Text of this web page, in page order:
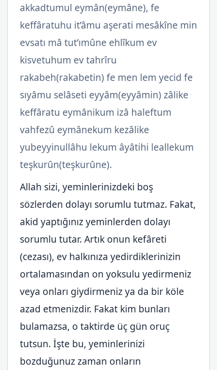
akkadtumul eymân(eymâne), fe
keffâratuhu it’âmu aşerati mesâkîne min
evsatı mâ tut’ımûne ehlîkum ev
kisvetuhum ev tahrîru
rakabeh(rakabetin) fe men lem yecid fe
sıyâmu selâseti eyyâm(eyyâmin) zâlike
keffâratu eymânikum izâ haleftum
vahfezû eymânekum kezâlike
yubeyyinullâhu lekum âyâtihi leallekum
teşkurûn(teşkurûne).
Allah sizi, yeminlerinizdeki boş
sözlerden dolayı sorumlu tutmaz. Fakat,
akid yaptığınız yeminlerden dolayı
sorumlu tutar. Artık onun kefâreti
(cezası), ev halkınıza yedirdiklerinizin
ortalamasından on yoksulu yedirmeniz
veya onları giydirmeniz ya da bir köle
azad etmenizdir. Fakat kim bunları
bulamazsa, o taktirde üç gün oruç
tutsun. İşte bu, yeminlerinizi
bozduğunuz zaman onların